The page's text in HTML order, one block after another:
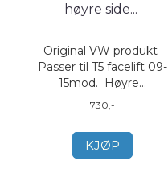
høyre side...
Original VW produkt
Passer til T5 facelift 09-
15mod. Høyre...
730,-
KJØP